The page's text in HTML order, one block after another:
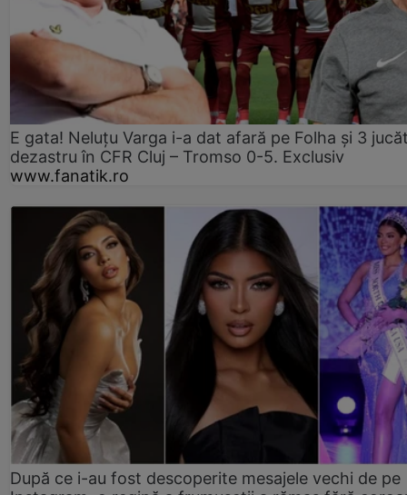
E gata! Neluțu Varga i-a dat afară pe Folha și 3
dezastru în CFR Cluj – Tromso 0-5. Exclusiv
www.fanatik.ro
După ce i-au fost descoperite mesajele vechi de pe